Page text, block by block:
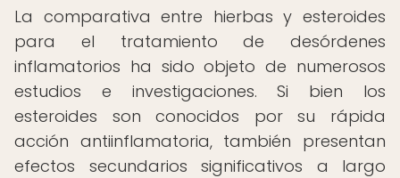
La comparativa entre hierbas y esteroides
para el tratamiento de desórdenes
inflamatorios ha sido objeto de numerosos
estudios e investigaciones. Si bien los
esteroides son conocidos por su rápida
acción antiinflamatoria, también presentan
efectos secundarios significativos a largo